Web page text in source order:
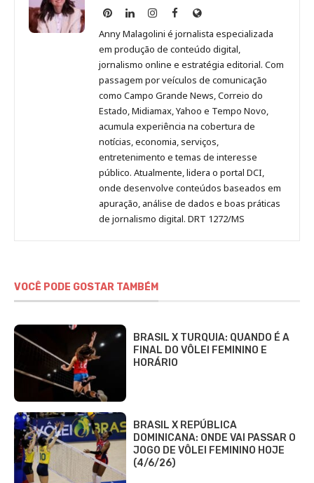
Anny
Malagolini
no
Pinterest
Anny
Malagolini
no
LinkedIn
Anny
Malagolini
no
Instagram
Anny
Malagolini
no
Facebook
Site
de
Anny
Malagolini
Anny Malagolini é jornalista especializada
em produção de conteúdo digital,
jornalismo online e estratégia editorial. Com
passagem por veículos de comunicação
como Campo Grande News, Correio do
Estado, Midiamax, Yahoo e Tempo Novo,
acumula experiência na cobertura de
notícias, economia, serviços,
entretenimento e temas de interesse
público. Atualmente, lidera o portal DCI,
onde desenvolve conteúdos baseados em
apuração, análise de dados e boas práticas
de jornalismo digital. DRT 1272/MS
VOCÊ PODE GOSTAR TAMBÉM
BRASIL X TURQUIA: QUANDO É A
FINAL DO VÔLEI FEMININO E
HORÁRIO
BRASIL X REPÚBLICA
DOMINICANA: ONDE VAI PASSAR O
JOGO DE VÔLEI FEMININO HOJE
(4/6/26)